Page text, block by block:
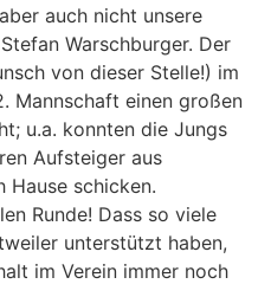
auch nicht unsere
Warschburger. Der
von dieser Stelle!) im
Mannschaft einen großen
u.a. konnten die Jungs
Aufsteiger aus
Hause schicken.
Runde! Dass so viele
unterstützt haben,
im Verein immer noch